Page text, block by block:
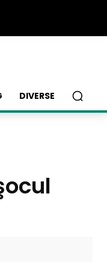
DIVERSE